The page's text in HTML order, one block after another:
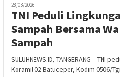
28/03/2026
TNI Peduli
Sampah Bersama
Sampah
SULUHNEWS.ID, TANGERANG – TNI
Koramil 02 Batuceper, Kodim 0506/